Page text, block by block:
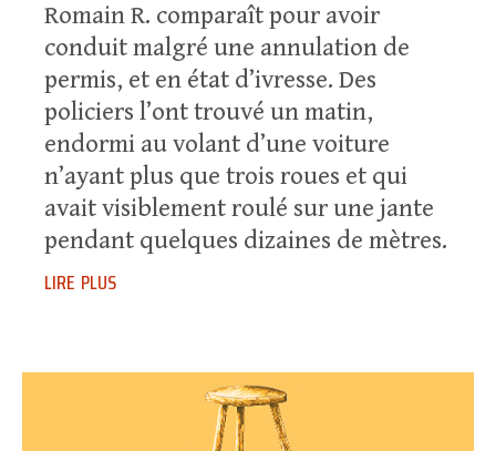
Romain R. comparaît pour avoir
conduit malgré une annulation de
permis, et en état d’ivresse. Des
policiers l’ont trouvé un matin,
endormi au volant d’une voiture
n’ayant plus que trois roues et qui
avait visiblement roulé sur une jante
pendant quelques dizaines de mètres.
lire plus